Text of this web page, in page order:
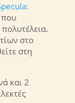
στο
στη
και 2